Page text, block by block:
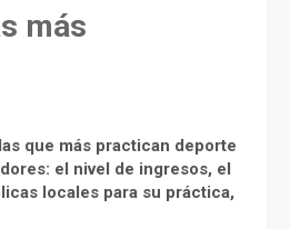
más
que más practican deporte
el nivel de ingresos, el
locales para su práctica,